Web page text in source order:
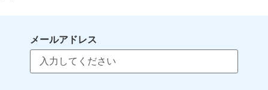
メールアドレス